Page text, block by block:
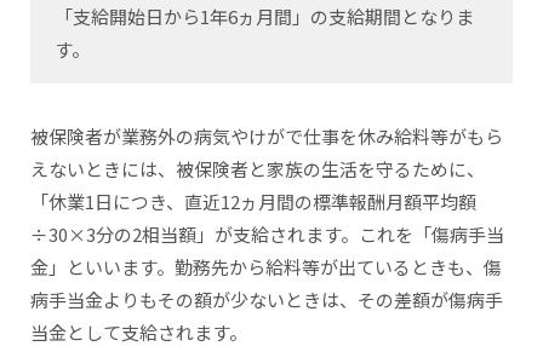
「支給開始日から1年6ヵ月間」の支給期間となりま
す。
被保険者が業務外の病気やけがで仕事を休み給料等がもら
えないときには、被保険者と家族の生活を守るために、
「休業1日につき、直近12ヵ月間の標準報酬月額平均額
÷30×3分の2相当額」が支給されます。これを「傷病手当
金」といいます。勤務先から給料等が出ているときも、傷
病手当金よりもその額が少ないときは、その差額が傷病手
当金として支給されます。